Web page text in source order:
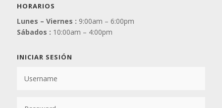
HORARIOS
Lunes – Viernes : 9:00am – 6:00pm
Sábados : 10:00am – 4:00pm
INICIAR SESIÓN